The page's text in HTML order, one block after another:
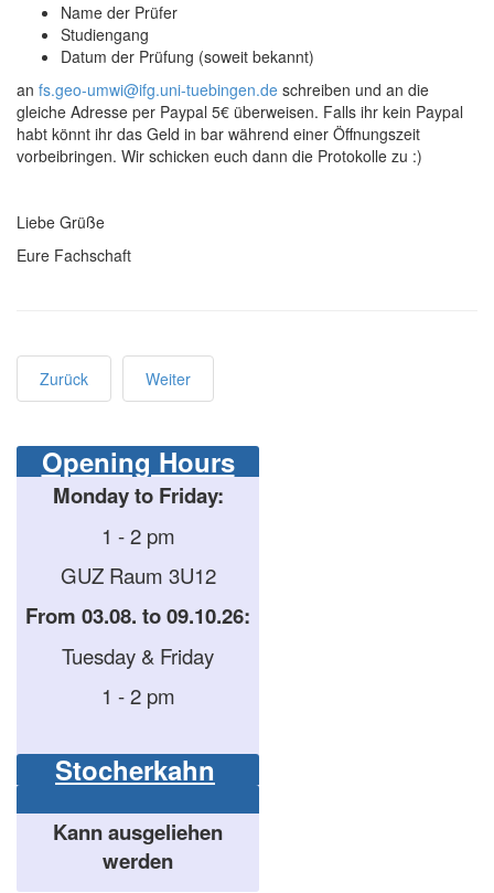
Name der Prüfer
Studiengang
Datum der Prüfung (soweit bekannt)
an fs.geo-umwi@ifg.uni-tuebingen.de schreiben und an die
gleiche Adresse per Paypal 5€ überweisen. Falls ihr kein Paypal
habt könnt ihr das Geld in bar während einer Öffnungszeit
vorbeibringen. Wir schicken euch dann die Protokolle zu :)
Liebe Grüße
Eure Fachschaft
Zurück Weiter
Opening Hours
Monday to Friday:
1 - 2 pm
GUZ Raum 3U12
From 03.08. to 09.10.26:
Tuesday & Friday
1 - 2 pm
Stocherkahn
Kann ausgeliehen
werden